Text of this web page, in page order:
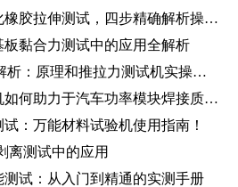
电子万能试验机助力硫化橡胶拉伸测试，四步精确解析操作流程
黏合力测试中的应用全解析
BGA焊球推力测试深度解析：原理和推拉力测试机实操指南
你知道吗？推拉力测试机如何助力于汽车功率模块焊接质量检测！
：万能材料试验机使用指南！
离测试中的应用
试：从入门到精通的实测手册